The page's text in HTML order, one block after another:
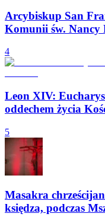
Arcybiskup San
Komunii św. Nancy
4
Leon XIV:
oddechem życia
5
Masakra
księdza, podczas